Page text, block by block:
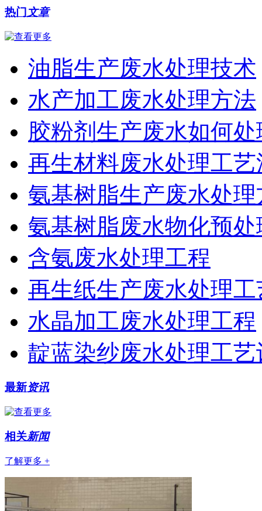
热门 文章
油脂生产废水处理技术
水产加工废水处理方法
胶粉剂生产废水如何处
再生材料废水处理工艺
氨基树脂生产废水处理
氨基树脂废水物化预
含氨废水处理工程
再生纸生产废水处理工
水晶加工废水处理工程
靛蓝染纱废水处理工艺
最新资讯
相关新闻
了解更多 +